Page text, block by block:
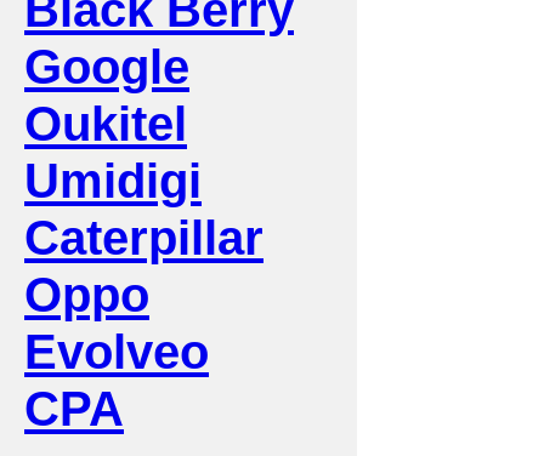
Google
Oukitel
Umidigi
Caterpillar
Oppo
Evolveo
CPA